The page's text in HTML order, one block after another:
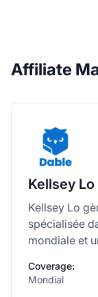
Affiliate
Kellsey Lo
Kellsey Lo
spécialisée
mondiale et
Coverage:
Mondial